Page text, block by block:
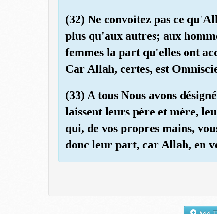
(32) Ne convoitez pas ce
plus qu'aux autres; aux
femmes la part qu'elles ont
Car Allah, certes, est
(33) A tous Nous avons
laissent leurs père et mère,
qui, de vos propres mains,
donc leur part, car Allah, en